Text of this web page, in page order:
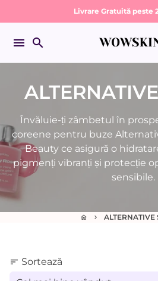
la
conținut
Livrare Gratuită peste
menu search
Învăluie-ți zâmbetul în
coreene pentru buze
Beauty ce asigură o
pigmenți vibranți și protecție
sensibile.
home keyboard_arrow_right ALTERNATIVE
sort Sortează